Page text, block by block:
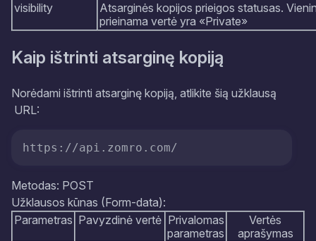
visibility
Atsarginės kopijos prieigos statusas.
prieinama vertė yra «Private»
Kaip ištrinti atsarginę kopiją
Norėdami ištrinti atsarginę kopiją, atlikite šią užklausą
URL:
https://api.zomro.com/
Metodas: POST
Užklausos kūnas (Form-data):
Parametras Pavyzdinė vertė Privalomas
parametras
Vertės
aprašymas